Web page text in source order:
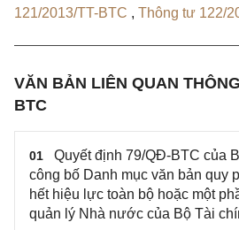
121/2013/TT-BTC , Thông tư 122/
BTC
VĂN BẢN LIÊN QUAN
BTC
01
Quyết định 79/QĐ-BTC của
công bố Danh mục văn bản quy
hết hiệu lực toàn bộ hoặc một
quản lý Nhà nước của Bộ Tài